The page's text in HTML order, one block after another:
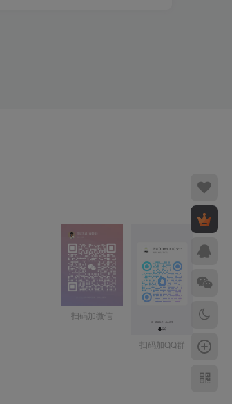
扫码加微信
扫码加QQ群